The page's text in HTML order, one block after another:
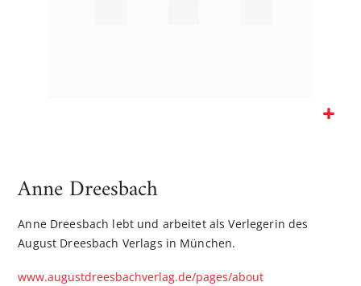
Bildgalerie
Anne Dreesbach
Anne Dreesbach lebt und arbeitet als Verlegerin des
August Dreesbach Verlags in München.
www.augustdreesbachverlag.de/pages/about